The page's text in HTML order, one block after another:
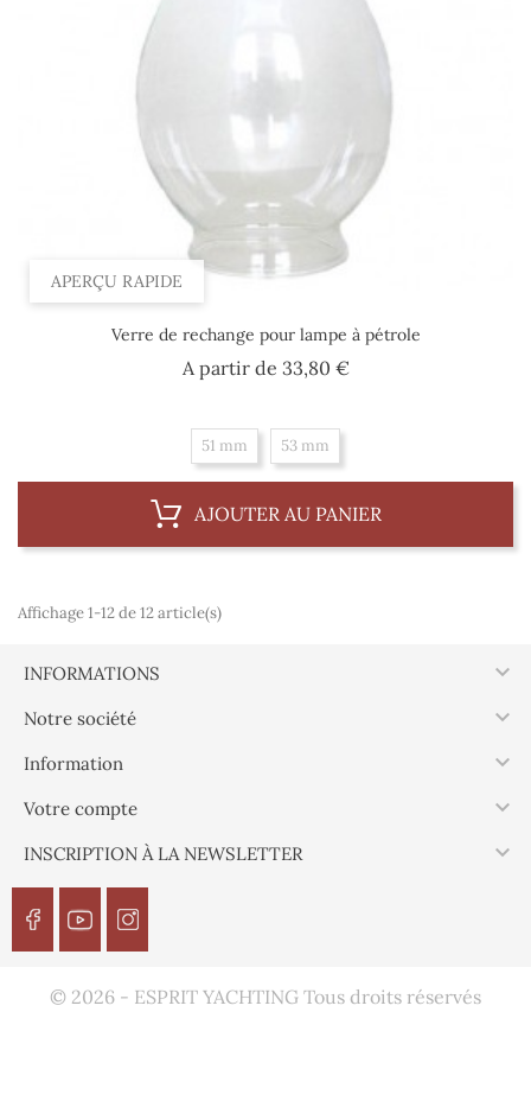
APERÇU RAPIDE
Verre de rechange pour lampe à pétrole
A partir de 33,80 €Prix
51 mm 53 mm
AJOUTER AU PANIER
Affichage 1-12 de 12 article(s)
INFORMATIONS 
Notre société 
Information 
Votre compte 
INSCRIPTION À LA NEWSLETTER 
© 2026 - ESPRIT YACHTING Tous droits réservés